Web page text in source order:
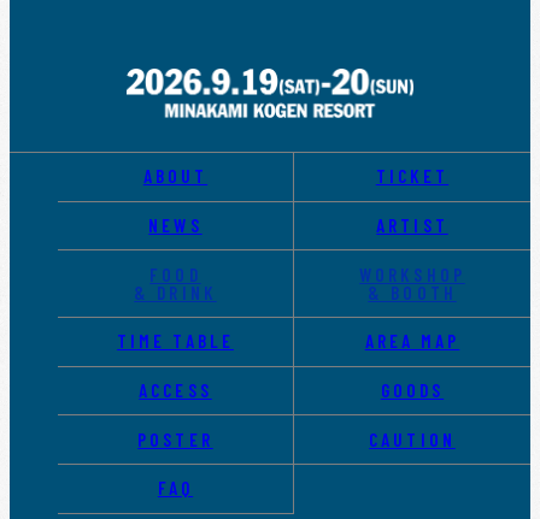
ABOUT TICKET
NEWS ARTIST
FOOD
& DRINK
WORKSHOP
& BOOTH
TIME TABLE AREA MAP
ACCESS GOODS
POSTER CAUTION
FAQ